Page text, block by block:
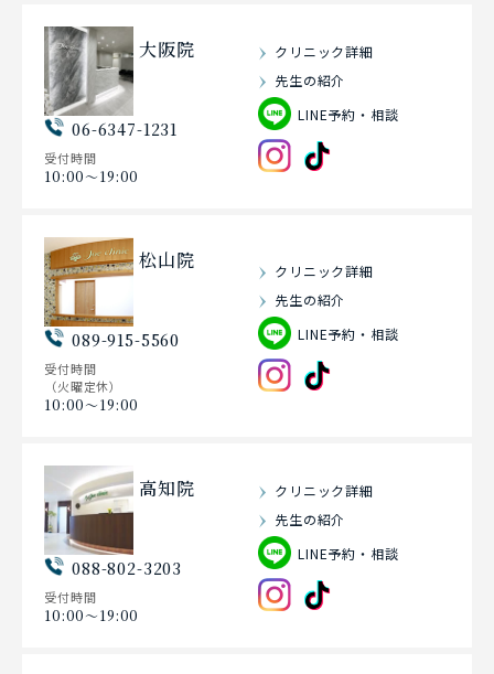
大阪院
06-6347-1231
受付時間
10:00〜19:00
クリニック詳細
先生の紹介
LINE予約・相談
松山院
089-915-5560
受付時間
（火曜定休）
10:00〜19:00
クリニック詳細
先生の紹介
LINE予約・相談
高知院
088-802-3203
受付時間
10:00〜19:00
クリニック詳細
先生の紹介
LINE予約・相談